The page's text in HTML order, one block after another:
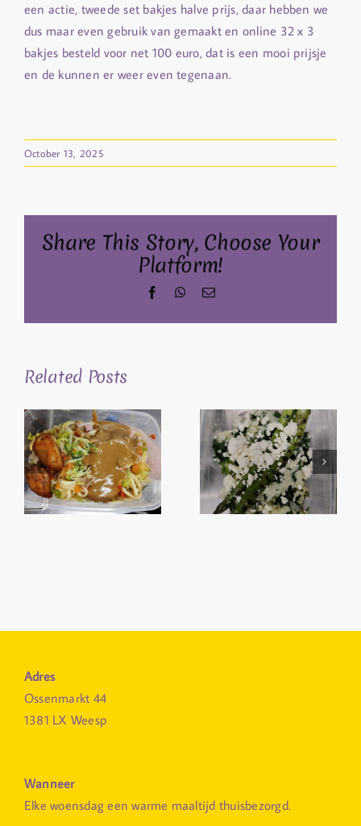
een actie, tweede set bakjes halve prijs, daar hebben we
dus maar even gebruik van gemaakt en online 32 x 3
bakjes besteld voor net 100 euro, dat is een mooi prijsje
en de kunnen er weer even tegenaan.
October 13, 2025
Share This Story, Choose Your
Platform!
FacebookWhatsApp
Email
Related Posts
Adres
Ossenmarkt 44
1381 LX Weesp
Wanneer
Elke woensdag een warme maaltijd thuisbezorgd.